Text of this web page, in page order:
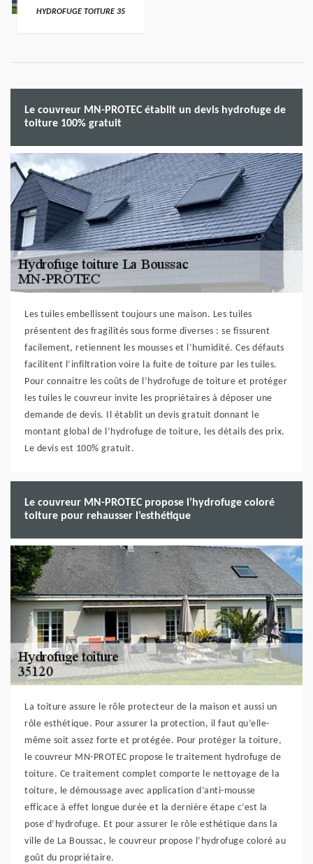
HYDROFUGE TOITURE 35
Le couvreur MN-PROTEC établit un devis hydrofuge de
toiture 100% gratuit
Les tuiles embellissent toujours une maison. Les tuiles
présentent des fragilités sous forme diverses : se fissurent
facilement, retiennent les mousses et l’humidité. Ces défauts
facilitent l’infiltration voire la fuite de toiture par les tuiles.
Pour connaitre les coûts de l’hydrofuge de toiture et protéger
les tuiles le couvreur invite les propriétaires à déposer une
demande de devis. Il établit un devis gratuit donnant le
montant global de l’hydrofuge de toiture, les détails des prix.
Le devis est 100% gratuit.
Le couvreur MN-PROTEC propose l’hydrofuge coloré
toiture pour rehausser l’esthétique
La toiture assure le rôle protecteur de la maison et aussi un
rôle esthétique. Pour assurer la protection, il faut qu’elle-
même soit assez forte et protégée. Pour protéger la toiture,
le couvreur MN-PROTEC propose le traitement hydrofuge de
toiture. Ce traitement complet comporte le nettoyage de la
toiture, le démoussage avec application d’anti-mousse
efficace à effet longue durée et la dernière étape c’est la
pose d’hydrofuge. Et pour assurer le rôle esthétique dans la
ville de La Boussac, le couvreur propose l’hydrofuge coloré au
goût du propriétaire.